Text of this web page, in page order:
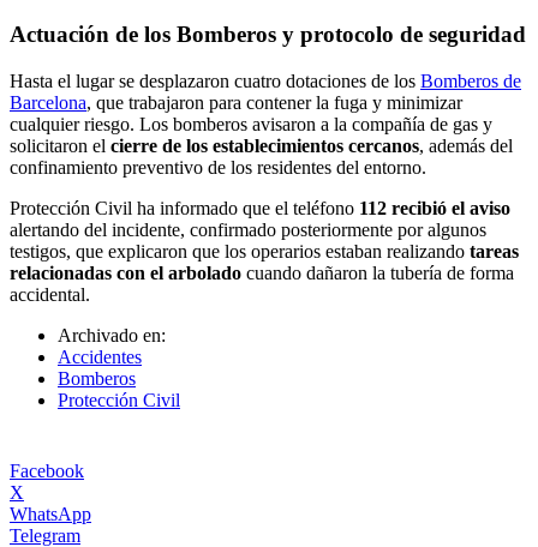
Actuación de los Bomberos y protocolo de seguridad
Hasta el lugar se desplazaron cuatro dotaciones de los Bomberos de
Barcelona, que trabajaron para contener la fuga y minimizar
cualquier riesgo. Los bomberos avisaron a la compañía de gas y
solicitaron el cierre de los establecimientos cercanos, además del
confinamiento preventivo de los residentes del entorno.
Protección Civil ha informado que el teléfono 112 recibió el aviso
alertando del incidente, confirmado posteriormente por algunos
testigos, que explicaron que los operarios estaban realizando tareas
relacionadas con el arbolado cuando dañaron la tubería de forma
accidental.
Archivado en:
Accidentes
Bomberos
Protección Civil
Facebook
X
WhatsApp
Telegram